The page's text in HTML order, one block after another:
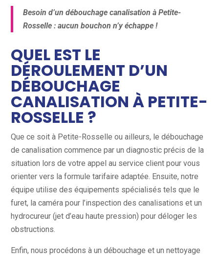
Besoin d’un débouchage canalisation à Petite-
Rosselle : aucun bouchon n’y échappe !
QUEL EST LE
DÉROULEMENT D’UN
DÉBOUCHAGE
CANALISATION À PETITE-
ROSSELLE ?
Que ce soit à Petite-Rosselle ou ailleurs, le débouchage
de canalisation commence par un diagnostic précis de la
situation lors de votre appel au service client pour vous
orienter vers la formule tarifaire adaptée. Ensuite, notre
équipe utilise des équipements spécialisés tels que le
furet, la caméra pour l’inspection des canalisations et un
hydrocureur (jet d’eau haute pression) pour déloger les
obstructions.
Enfin, nous procédons à un débouchage et un nettoyage